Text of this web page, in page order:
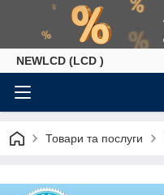
NEWLCD (LCD )
Товари та послуги